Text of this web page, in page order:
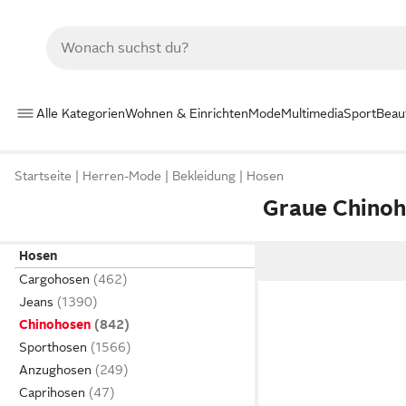
Alle KategorienWohnen & EinrichtenModeMultimediaSport
Startseite Herren-Mode Bekleidung Hosen
Graue
Hosen
Cargohosen
Jeans
Chinohosen
Sporthosen
Anzughosen
Caprihosen